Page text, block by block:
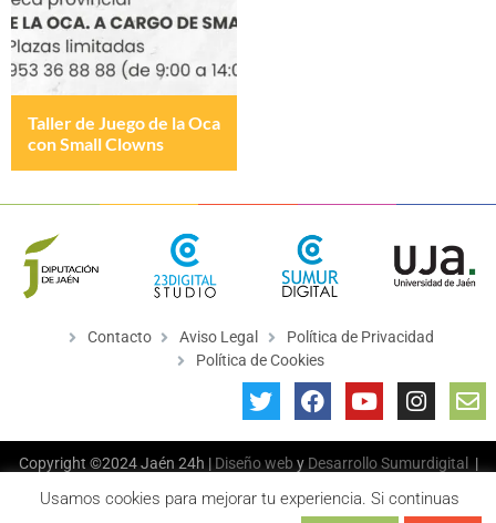
Taller de Juego de la Oca
con Small Clowns
Contacto Aviso Legal
Política de Privacidad
Política de Cookies
Copyright ©2024 Jaén 24h | Diseño web y Desarrollo Sumurdigital
|
Usamos cookies para mejorar tu experiencia. Si continuas